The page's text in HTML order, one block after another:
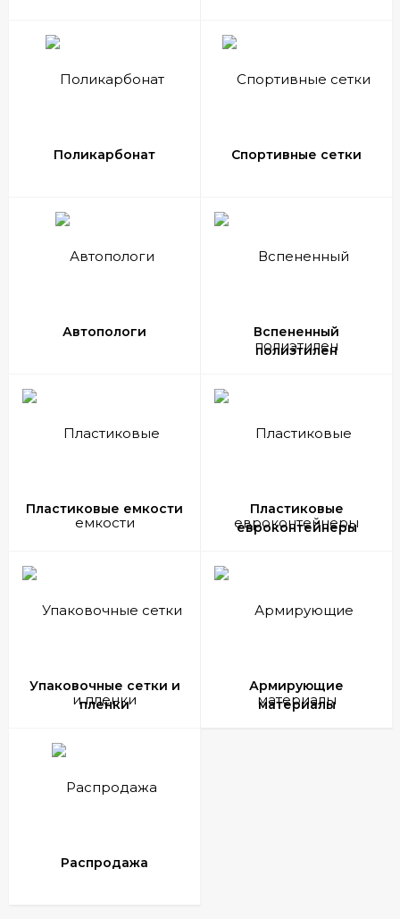
Поликарбонат Спортивные сетки
Автопологи
Вспененный
полиэтилен
Пластиковые емкости
Пластиковые
евроконтейнеры
Упаковочные сетки и
пленки
Армирующие
материалы
Распродажа